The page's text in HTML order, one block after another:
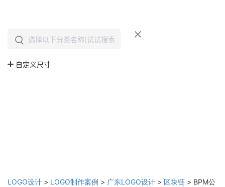
LOGO设计 > LOGO制作案例 > 广东LOGO设计 > 区块链 > BPM公